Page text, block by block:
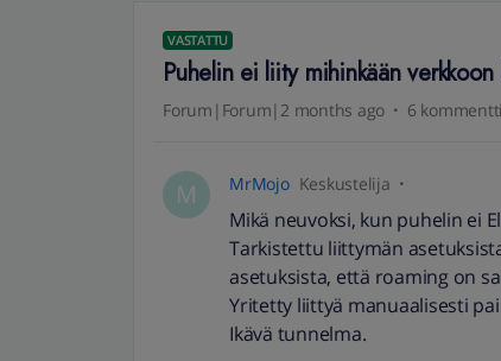
VASTATTU
Puhelin ei liity mihinkään verkkoon
Forum|Forum|2 months ago 6
M MrMojo Keskustelija
Mikä neuvoksi, kun puhelin ei
Tarkistettu liittymän
asetuksista, että roaming on
Yritetty liittyä manuaalisesti
Ikävä tunnelma.